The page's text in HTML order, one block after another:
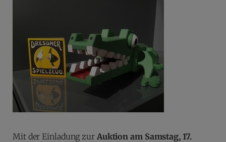
Mit der Einladung zur Auktion am Samstag, 17.